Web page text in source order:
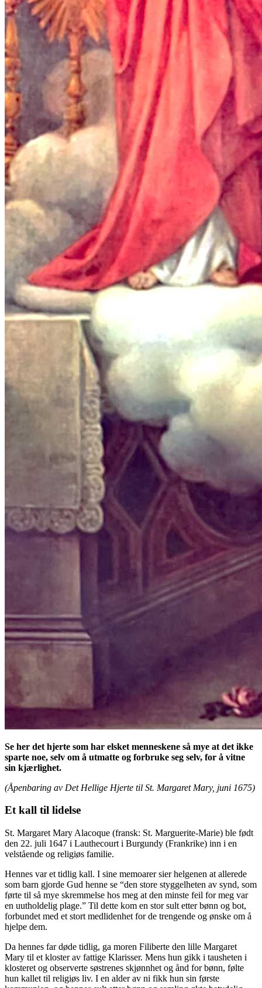
Se her det hjerte som har elsket menneskene så mye at det ikke
sparte noe, selv om å utmatte og forbruke seg selv, for å vitne
sin kjærlighet.
(Åpenbaring av Det Hellige Hjerte til St. Margaret Mary, juni 1675)
Et kall til lidelse
St. Margaret Mary Alacoque (fransk: St. Marguerite-Marie) ble født
den 22. juli 1647 i Lauthecourt i Burgundy (Frankrike) inn i en
velstående og religiøs familie.
Hennes var et tidlig kall. I sine memoarer sier helgenen at allerede
som barn gjorde Gud henne se “den store styggelheten av synd, som
førte til så mye skremmelse hos meg at den minste feil for meg var
en uutholdelig plage.” Til dette kom en stor sult etter bønn og bot,
forbundet med et stort medlidenhet for de trengende og ønske om å
hjelpe dem.
Da hennes far døde tidlig, ga moren Filiberte den lille Margaret
Mary til et kloster av fattige Klarisser. Mens hun gikk i tausheten i
klosteret og observerte søstrenes skjønnhet og ånd for bønn, følte
hun kallet til religiøs liv. I en alder av ni fikk hun sin første